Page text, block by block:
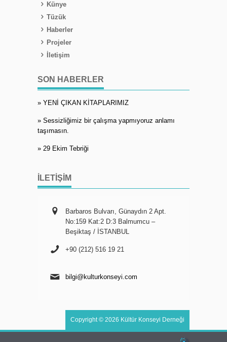
Künye
Tüzük
Haberler
Projeler
İletişim
SON HABERLER
» YENİ ÇIKAN KİTAPLARIMIZ
» Sessizliğimiz bir çalışma yapmıyoruz anlamı
taşımasın.
» 29 Ekim Tebriği
İLETIŞIM
Barbaros Bulvarı, Günaydın 2 Apt.
No:159 Kat:2 D:3 Balmumcu –
Beşiktaş / İSTANBUL
+90 (212) 516 19 21
bilgi@kulturkonseyi.com
Copyright © 2026 Kültür Konseyi Derneği